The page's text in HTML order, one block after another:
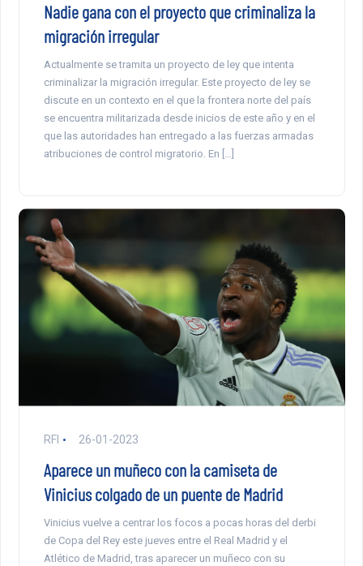
Nadie gana con el proyecto que criminaliza la
migración irregular
Actualmente se tramita un proyecto de ley que intenta
criminalizar la migración irregular. Este proyecto de ley se
discute en un contexto en el que la frontera norte del país
se encuentra militarizada desde inicios de este año y en el
que las autoridades han entregado a las fuerzas armadas
atribuciones de control migratorio. En […]
RFI 26-01-2023
Aparece un muñeco con la camiseta de
Vinicius colgado de un puente de Madrid
Vinicius vuelve a centrar los focos a pocas horas del derbi
de Copa del Rey este jueves entre el Real Madrid y el
Atlético de Madrid, tras aparecer un muñeco con su